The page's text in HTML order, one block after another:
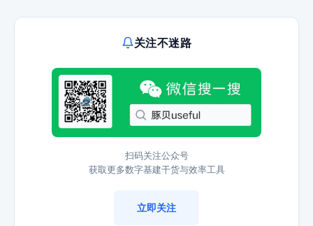
关注不迷路
扫码关注公众号
获取更多数字基建干货与效率工具
立即关注